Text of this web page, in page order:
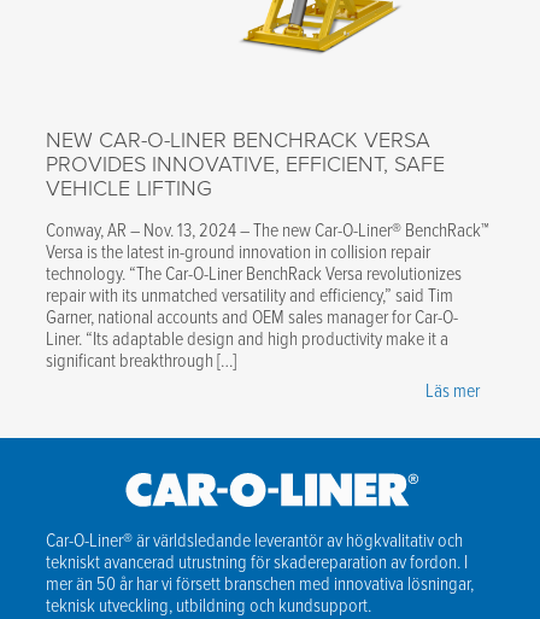
NEW CAR-O-LINER BENCHRACK VERSA
PROVIDES INNOVATIVE, EFFICIENT, SAFE
VEHICLE LIFTING
Conway, AR – Nov. 13, 2024 – The new Car-O-Liner® BenchRack™
Versa is the latest in-ground innovation in collision repair
technology. “The Car-O-Liner BenchRack Versa revolutionizes
repair with its unmatched versatility and efficiency,” said Tim
Garner, national accounts and OEM sales manager for Car-O-
Liner. “Its adaptable design and high productivity make it a
significant breakthrough […]
Läs mer
Car-O-Liner® är världsledande leverantör av högkvalitativ och
tekniskt avancerad utrustning för skadereparation av fordon. I
mer än 50 år har vi försett branschen med innovativa lösningar,
teknisk utveckling, utbildning och kundsupport.